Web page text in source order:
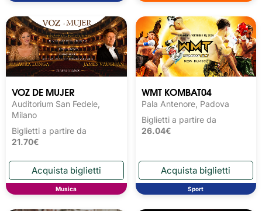
VOZ DE MUJER
Auditorium San Fedele,
Milano
Biglietti a partire da
21.70€
Musica
WMT KOMBAT04
Pala Antenore, Padova
Biglietti a partire da
26.04€
Sport